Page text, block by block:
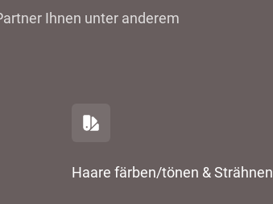
Ihnen unter anderem
Haare färben/tönen & Strähnen